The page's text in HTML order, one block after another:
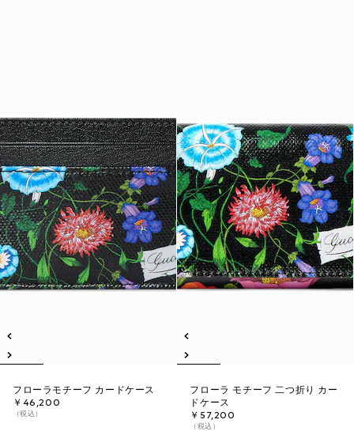
フローラモチーフ カードケース
￥46,200
（税込）
フローラ モチーフ 二つ折り カー
ドケース
￥57,200
（税込）